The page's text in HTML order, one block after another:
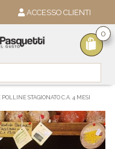
ACCESSO CLIENTI
0
STAGIONATO C.A. 4 MESI